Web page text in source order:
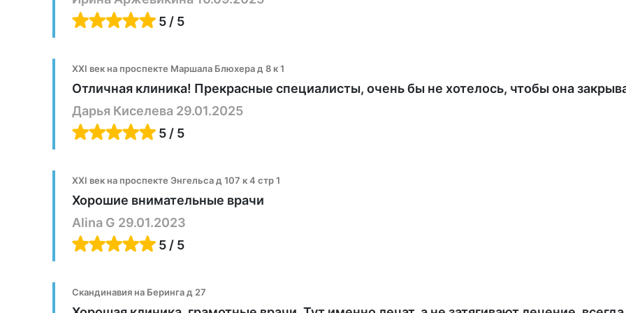
медицинских наук (д.м.н.
5 / 5
XXI век на проспекте Маршала Блюхера д 8 к 1
Отличная клиника! Прекрасные специалисты, очень бы не хотелось, чтобы она
Дарья Киселева 29.01.2025
5 / 5
XXI век на проспекте Энгельса д 107 к 4 стр 1
Хорошие внимательные врачи
Alina G 29.01.2023
5 / 5
Скандинавия на Беринга д 27